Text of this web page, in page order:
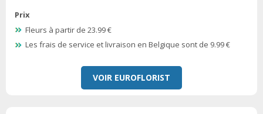
Prix
Fleurs à partir de 23.99 €
Les frais de service et livraison en Belgique sont de 9.99 €
VOIR EUROFLORIST